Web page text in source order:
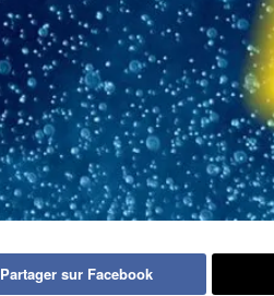
Partager sur Facebook